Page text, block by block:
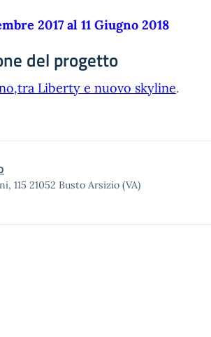
2017 al 11 Giugno 2018
del progetto
Liberty e nuovo skyline.
115 21052 Busto Arsizio (VA)